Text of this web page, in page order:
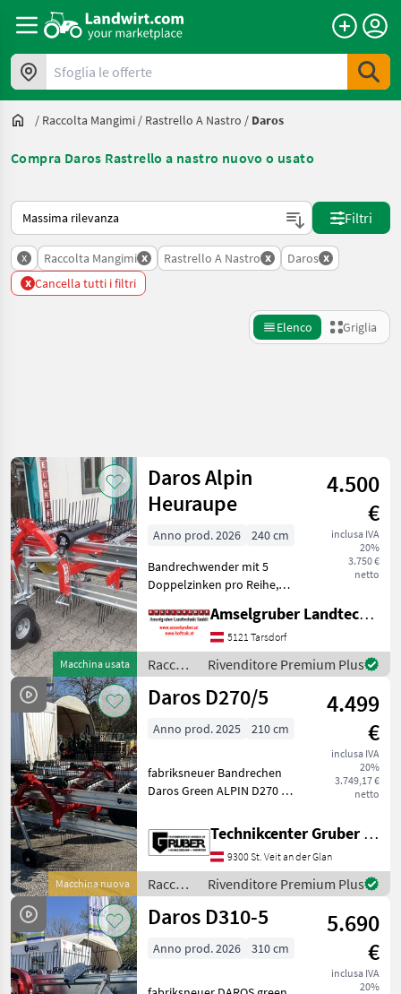
Sfoglia le offerte
/ Raccolta Mangimi / Rastrello A Nastro / Daros
Compra Daros Rastrello a nastro nuovo o usato
Ecco come viene ordinato su Landwirt.com
Filtri
x Raccolta Mangimi x Rastrello A Nastro x Daros x
x Cancella tutti i filtri
Elenco Griglia
ricerca
Categoria 4 Paese Filtri
PERCORSO
ATTUALE
Settore
agricolo
Raccolta
Mangimi
Rastrello
A Nastro
Daros
SCEGLI
CATEGORIA
Daros
Molon
SIP
Knüsel
Vogel&Noot
Reimposta
Mostra
6
risultati
Macchina usata
Daros Alpin
Heuraupe
4.500
€
inclusa IVA
20%
3.750 €
netto
Anno prod. 2026
240 cm
Bandrechwender mit 5
Doppelzinken pro Reihe,
alpinem Bereich. Perfekte
Bodenanpassung als
Heckgerät. Kat 1
Anbaubock starr für Heck
(Zpfw.
Amselgruber Landtechnik GmbH
5121 Tarsdorf
Raccolta
mangimi
/ Daros
Rivenditore Premium Plus
Macchina nuova
Daros D270/5
4.499
€
inclusa IVA
20%
3.749,17 €
netto
Anno prod. 2025 210 cm
fabriksneuer Bandrechen
Daros Green ALPIN D270 5M
Transportbreite: 255 cm *
Bodenaufnahme: 210 cm *
Zinkenanzahl 14 * 5
Zinkenreihen
Technikcenter Gruber GmbH
9300 St. Veit an der Glan
Raccolta
mangimi
/ Daros
Rivenditore Premium Plus
Daros D310-5
5.690
€
inclusa IVA
20%
Anno prod. 2026 310 cm